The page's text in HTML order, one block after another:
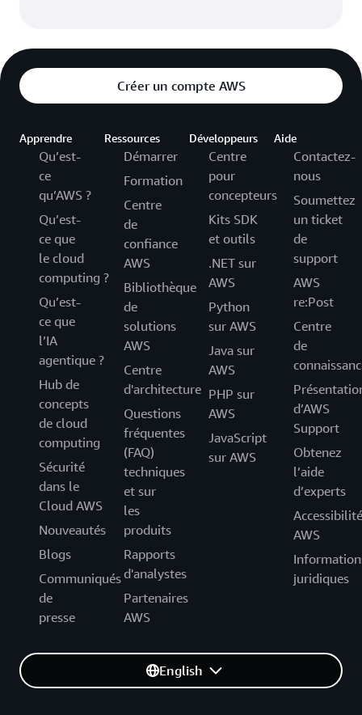
Créer un compte AWS
Apprendre
Qu’est-
ce
qu’AWS ?
Qu’est-
ce que
le cloud
computing ?
Qu’est-
ce que
l’IA
agentique ?
Hub de
concepts
de cloud
computing
Sécurité
dans le
Cloud AWS
Nouveautés
Blogs
Communiqués
de
presse
Ressources
Démarrer
Formation
Centre
de
confiance
AWS
Bibliothèque
de
solutions
AWS
Centre
d'architecture
Questions
fréquentes
(FAQ)
techniques
et sur
les
produits
Rapports
d'analystes
Partenaires
AWS
Développeurs
Centre
pour
concepteurs
Kits SDK
et outils
.NET sur
AWS
Python
sur AWS
Java sur
AWS
PHP sur
AWS
JavaScript
sur AWS
Aide
Contactez-
nous
Soumettez
un ticket
de
support
AWS
re:Post
Centre
de
d’AWS
Support
Obtenez
l’aide
d’experts
Accessibilité
AWS
juridiques
English